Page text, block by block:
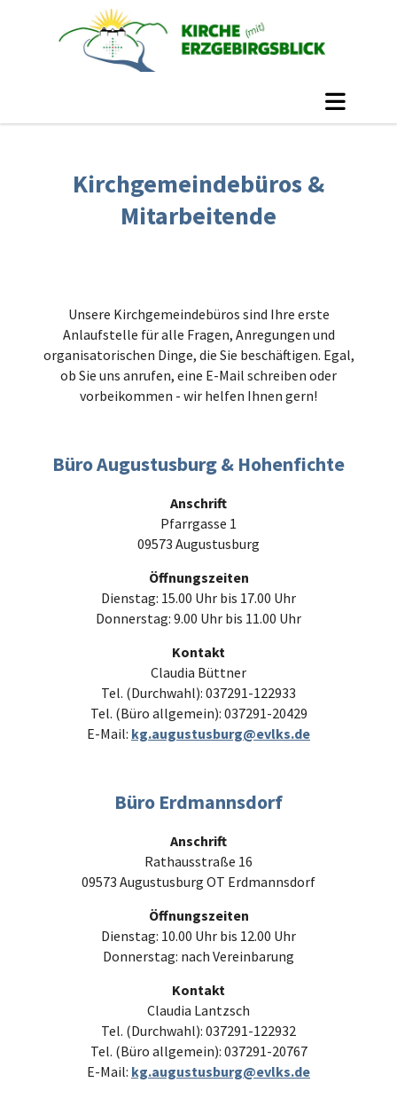
Kirchgemeindebüros &
Mitarbeitende
Unsere Kirchgemeindebüros sind Ihre erste
Anlaufstelle für alle Fragen, Anregungen und
organisatorischen Dinge, die Sie beschäftigen. Egal,
ob Sie uns anrufen, eine E-Mail schreiben oder
vorbeikommen - wir helfen Ihnen gern!
Büro Augustusburg & Hohenfichte
Anschrift
Pfarrgasse 1
09573 Augustusburg
Öffnungszeiten
Dienstag: 15.00 Uhr bis 17.00 Uhr
Donnerstag: 9.00 Uhr bis 11.00 Uhr
Kontakt
Claudia Büttner
Tel. (Durchwahl): 037291-122933
Tel. (Büro allgemein): 037291-20429
E-Mail: kg.augustusburg@evlks.de
Büro Erdmannsdorf
Anschrift
Rathausstraße 16
09573 Augustusburg OT Erdmannsdorf
Öffnungszeiten
Dienstag: 10.00 Uhr bis 12.00 Uhr
Donnerstag: nach Vereinbarung
Kontakt
Claudia Lantzsch
Tel. (Durchwahl): 037291-122932
Tel. (Büro allgemein): 037291-20767
E-Mail: kg.augustusburg@evlks.de